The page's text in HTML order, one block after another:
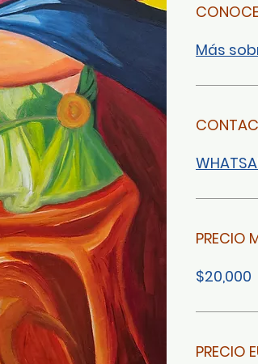
Más
PRECIO
$20,000
PRECIO